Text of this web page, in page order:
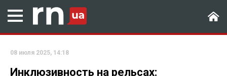
08 июля 2025, 14:18
Инклюзивность на рельсах: